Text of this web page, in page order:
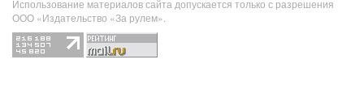
Использование материалов сайта допускается только с разрешения
ООО «Издательство «За рулем».